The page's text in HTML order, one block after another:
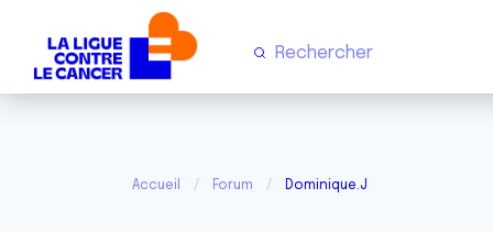
Accueil Forum Dominique.J